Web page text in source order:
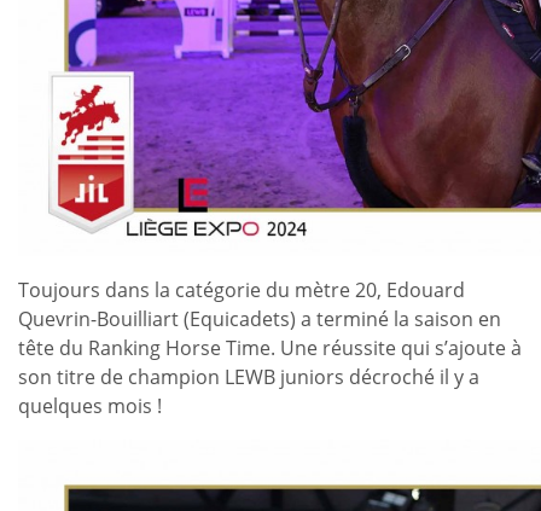
Toujours dans la catégorie du mètre 20, Edouard
Quevrin-Bouilliart (Equicadets) a terminé la saison en
tête du Ranking Horse Time. Une réussite qui s’ajoute à
son titre de champion LEWB juniors décroché il y a
quelques mois !